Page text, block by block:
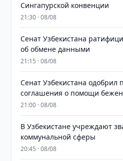
Сингапурской конвенции
21:30 · 08/08
Сенат Узбекистана
об обмене данными
21:15 · 08/08
Сенат Узбекистана одобрил
соглашения о помощи
21:00 · 08/08
В Узбекистане учреждают
коммунальной сферы
20:45 · 08/08